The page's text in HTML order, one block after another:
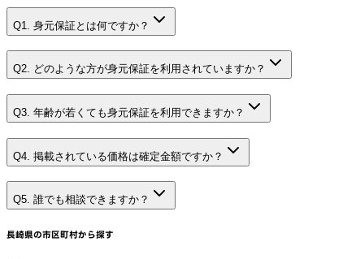
Q1. 身元保証とは何ですか？
Q2. どのような方が身元保証を利用されていますか？
Q3. 年齢が若くても身元保証を利用できますか？
Q4. 掲載されている価格は確定金額ですか？
Q5. 誰でも相談できますか？
長崎県の市区町村から探す